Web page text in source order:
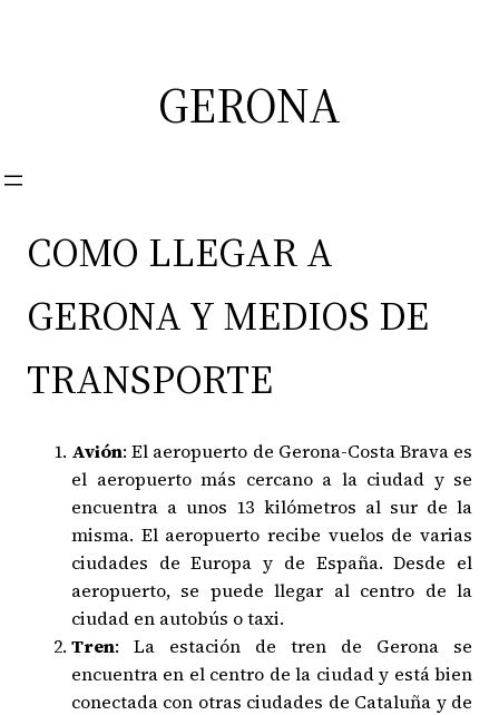
GERONA
COMO LLEGAR A
GERONA Y MEDIOS DE
TRANSPORTE
Avión: El aeropuerto de Gerona-Costa Brava es
el aeropuerto más cercano a la ciudad y se
encuentra a unos 13 kilómetros al sur de la
misma. El aeropuerto recibe vuelos de varias
ciudades de Europa y de España. Desde el
aeropuerto, se puede llegar al centro de la
ciudad en autobús o taxi.
Tren: La estación de tren de Gerona se
encuentra en el centro de la ciudad y está bien
conectada con otras ciudades de Cataluña y de